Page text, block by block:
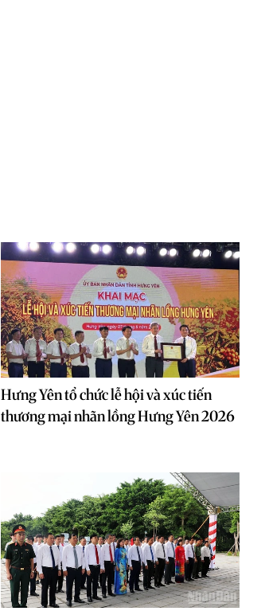
Hưng Yên tổ chức lễ hội và xúc tiến
thương mại nhãn lồng Hưng Yên 2026